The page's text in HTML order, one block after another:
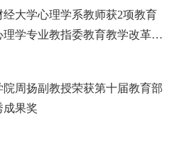
大学心理学系教师获2项教育
学专业教指委教育教学改革项
周扬副教授荣获第十届教育部
成果奖